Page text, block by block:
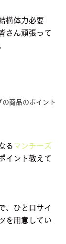
構体力必要
さん頑張って
商品のポイント
る マンチーズ
イント教えて
、ひと口サイ
を用意してい